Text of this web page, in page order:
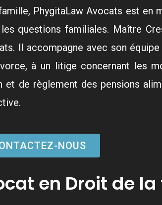
PhygitaLaw Avocats est en
questions familiales. Maître
Il accompagne avec son
à un litige concernant les
de règlement des pensions
NOUS
en Droit de